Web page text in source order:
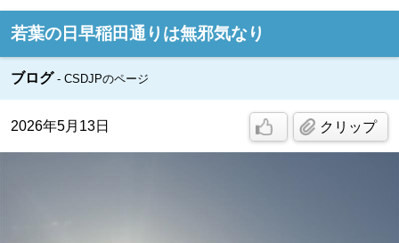
若葉の日早稲田通りは無邪気なり
ブログ CSDJPのページ
2026年5月13日 クリップ